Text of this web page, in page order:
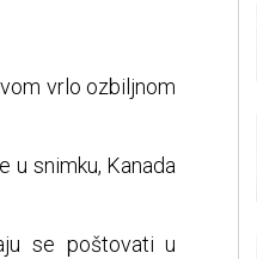
vrlo ozbiljnom
u snimku, Kanada
se poštovati u